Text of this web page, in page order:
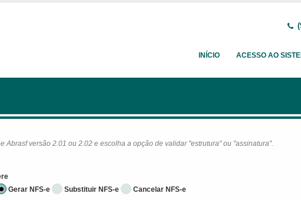
INÍCIO ACESSO AO
Abrasf versão 2.01 ou 2.02 e escolha a opção de validar "estrutura" ou "assinatura".
Gerar NFS-e Substituir NFS-e Cancelar NFS-e